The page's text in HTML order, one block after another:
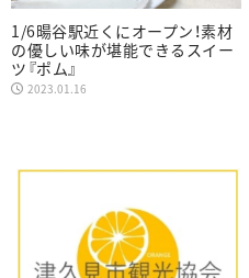
1/6暘谷駅近くにオープン！素材
の優しい味が堪能できるスイー
ツ『ポム』
2023.01.16